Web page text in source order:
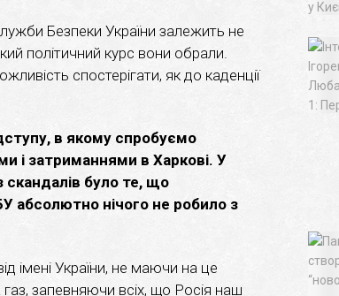
Безпеки України залежить не
політичний курс вони обрали.
спостерігати, як до каденції
в якому спробуємо
і затриманнями в Харкові. У
було те, що
абсолютно нічого не робило з
імені України, не маючи на це
запевняючи всіх, що Росія наш